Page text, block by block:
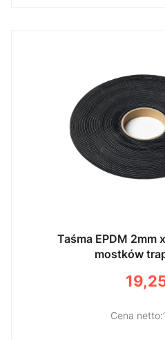
Taśma EPDM 2mm
mostków
Cena